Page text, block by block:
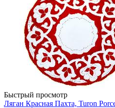
Быстрый просмотр
Ляган Красная Пахта, Turon